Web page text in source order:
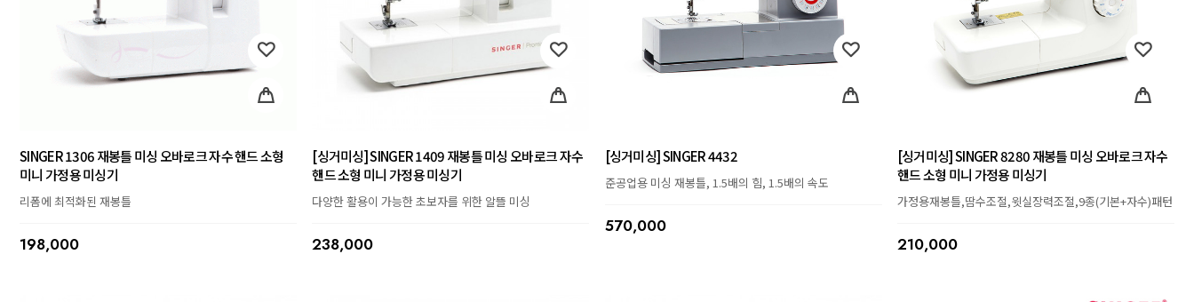
SINGER 1306 재봉틀 미싱 오바로크 자수 핸드 소형
미니 가정용 미싱기
리폼에 최적화된 재봉틀
198,000
[싱거미싱] SINGER 1409 재봉틀 미싱 오바로크 자수
핸드 소형 미니 가정용 미싱기
다양한 활용이 가능한 초보자를 위한 알뜰 미싱
238,000
[싱거미싱] SINGER 4432
준공업용 미싱 재봉틀, 1.5배의 힘, 1.5배의 속도
570,000
[싱거미싱] SINGER 8280 재봉틀 미싱 오바로크 자수
핸드 소형 미니 가정용 미싱기
가정용재봉틀,땀수조절,윗실장력조절,9종(기본+자수)패턴
210,000